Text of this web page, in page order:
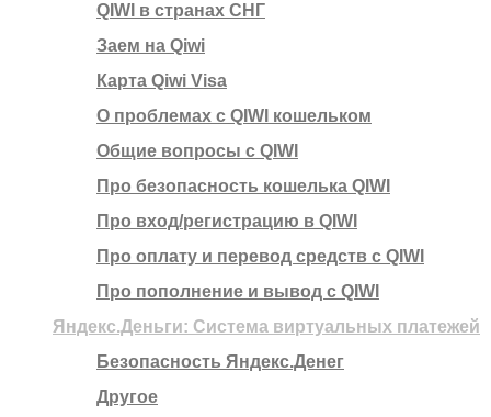
QIWI в странах СНГ
Заем на Qiwi
Карта Qiwi Visa
О проблемах с QIWI кошельком
Общие вопросы с QIWI
Про безопасность кошелька QIWI
Про вход/регистрацию в QIWI
Про оплату и перевод средств c QIWI
Про пополнение и вывод с QIWI
Яндекс.Деньги: Система виртуальных платежей
Безопасность Яндекс.Денег
Другое